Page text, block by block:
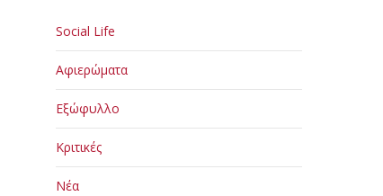
Social Life
Αφιερώματα
Εξώφυλλο
Κριτικές
Νέα